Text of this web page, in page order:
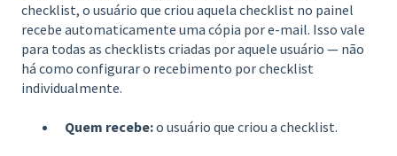
checklist, o usuário que criou aquela checklist no painel
recebe automaticamente uma cópia por e-mail. Isso vale
para todas as checklists criadas por aquele usuário — não
há como configurar o recebimento por checklist
individualmente.
Quem recebe:o usuário que criou a checklist.